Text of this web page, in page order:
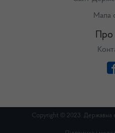
Мапа
Про
Copyright © 2023. Державна